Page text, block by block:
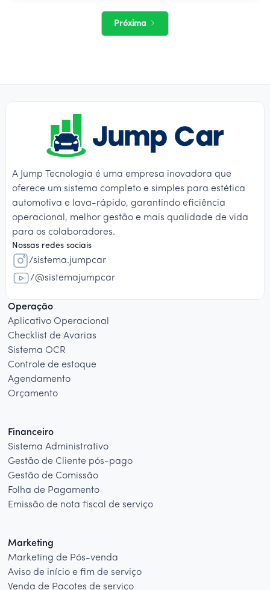
Próxima
A Jump Tecnologia é uma empresa inovadora que
oferece um sistema completo e simples para estética
automotiva e lava-rápido, garantindo eficiência
operacional, melhor gestão e mais qualidade de vida
para os colaboradores.
Nossas redes sociais
/sistema.jumpcar
/@sistemajumpcar
Operação
Aplicativo Operacional
Checklist de Avarias
Sistema OCR
Controle de estoque
Agendamento
Orçamento
Financeiro
Sistema Administrativo
Gestão de Cliente pós-pago
Gestão de Comissão
Folha de Pagamento
Emissão de nota fiscal de serviço
Marketing
Marketing de Pós-venda
Aviso de início e fim de serviço
Venda de Pacotes de serviço